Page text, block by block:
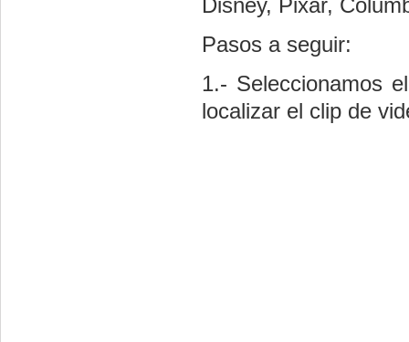
Disney, Pixar,
Pasos a seguir:
1.- Seleccionamos
localizar el clip de